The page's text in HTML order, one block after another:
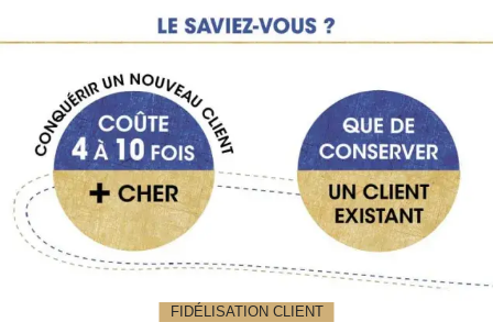
FIDÉLISATION CLIENT